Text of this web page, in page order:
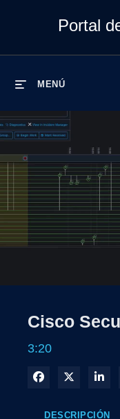
Portal
MENÚ
Cisco
3:20
Compartir en
DESCRIPCIÓN